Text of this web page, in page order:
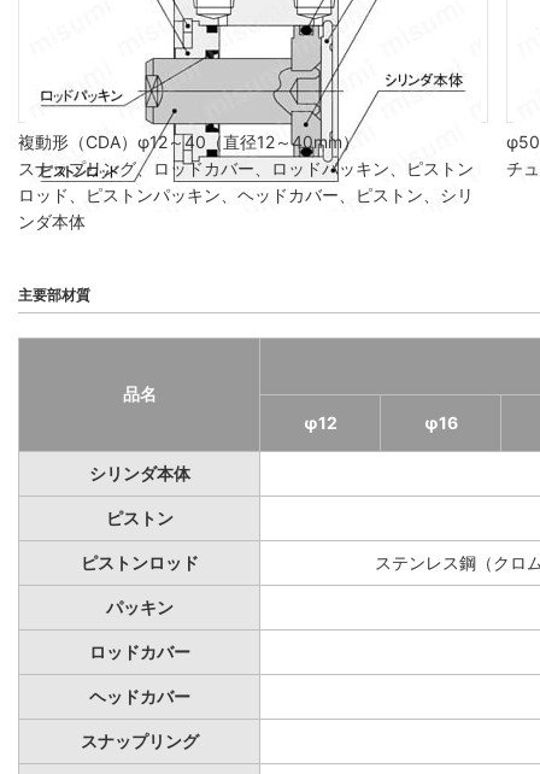
複動形（CDA）φ12～40（直径12～40mm）
スナップリング、ロッドカバー、ロッドパッキン、ピストン
ロッド、ピストンパッキン、ヘッドカバー、ピストン、シリ
ンダ本体
φ50
チ
主要部材質
品名
φ12
φ16
シリンダ本体
ピストン
ピストンロッド ステンレス鋼（クロ
パッキン
ロッドカバー
ヘッドカバー
スナップリング